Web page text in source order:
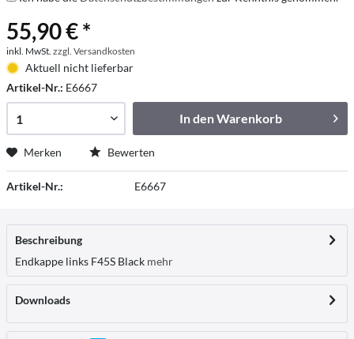
55,90 € *
inkl. MwSt. zzgl. Versandkosten
Aktuell nicht lieferbar
Artikel-Nr.: E6667
In denWarenkorb
Merken Bewerten
Artikel-Nr.: E6667
Beschreibung
Endkappe links F45S Black mehr
Downloads